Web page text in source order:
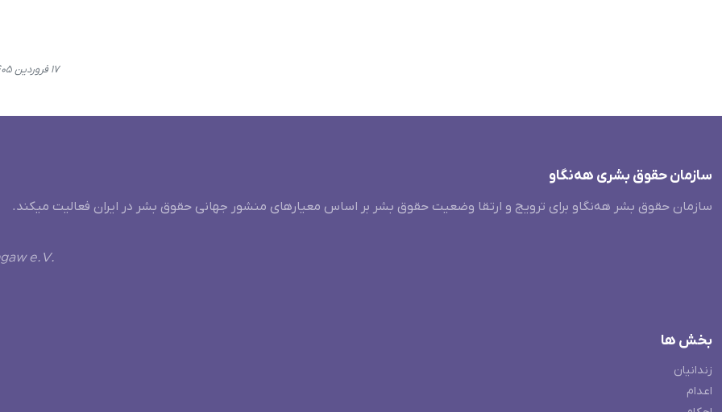
۱۷ فروردین ۱۴۰۵، ۱۱:۴۹
سازمان حقوق بشری هەنگاو
سازمان حقوق بشر هه‌نگاو برای ترویج و ارتقا وضعیت حقوق بشر بر اساس معیارهای منشور جهانی حقوق بشر در ایران فعالیت میکند.
e.V.
بخش ها
زندانیان
اعدام